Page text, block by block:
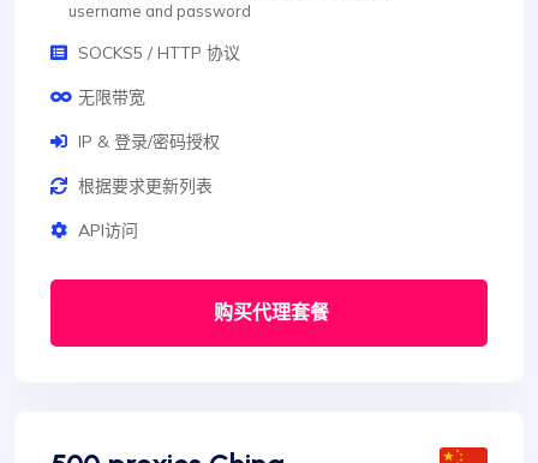
username and password
SOCKS5 / HTTP 协议
无限带宽
IP & 登录/密码授权
根据要求更新列表
API访问
购买代理套餐